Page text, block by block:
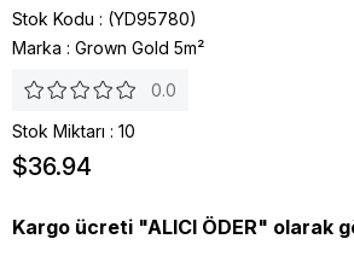
Stok Kodu
(YD95780)
Marka : Grown Gold 5m²
0.0
Stok Miktarı : 10
$36.94
Kargo ücreti "ALICI ÖDER" olarak